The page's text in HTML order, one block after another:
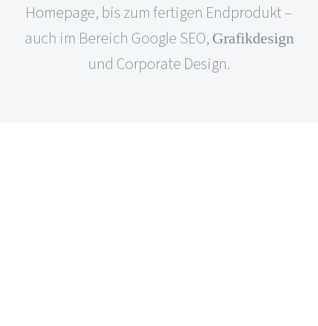
Homepage, bis zum fertigen Endprodukt –
auch im Bereich Google SEO, Grafikdesign
und Corporate Design.